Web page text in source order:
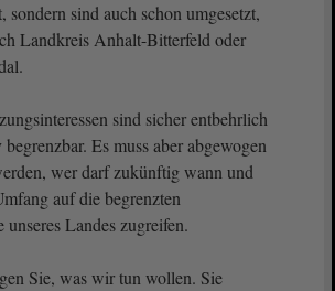
sondern sind auch schon umgesetzt,
Landkreis Anhalt-Bitterfeld oder
sind sicher entbehrlich
Es muss aber abgewogen
wer darf zukünftig wann und
auf die begrenzten
unseres Landes zugreifen.
Sie, was wir tun wollen. Sie